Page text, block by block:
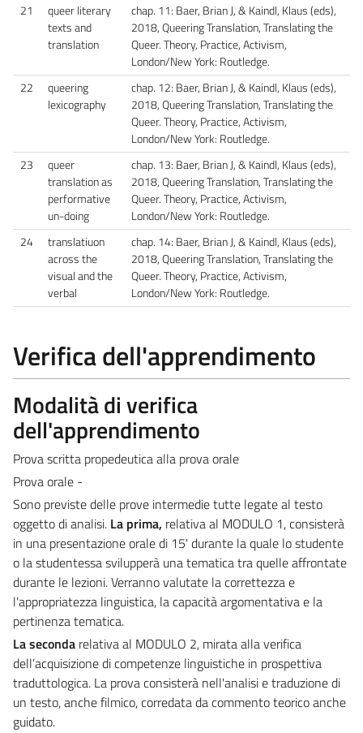
21
queer literary
texts and
translation
chap. 11: Baer, Brian J, & Kaindl, Klaus (eds),
2018, Queering Translation, Translating the
Queer. Theory, Practice, Activism,
London/New York: Routledge.
22
queering
lexicography
chap. 12: Baer, Brian J, & Kaindl, Klaus (eds),
2018, Queering Translation, Translating the
Queer. Theory, Practice, Activism,
London/New York: Routledge.
23
queer
translation as
performative
un-doing
chap. 13: Baer, Brian J, & Kaindl, Klaus (eds),
2018, Queering Translation, Translating the
Queer. Theory, Practice, Activism,
London/New York: Routledge.
24
translatiuon
across the
visual and the
verbal
chap. 14: Baer, Brian J, & Kaindl, Klaus (eds),
2018, Queering Translation, Translating the
Queer. Theory, Practice, Activism,
London/New York: Routledge.
Verifica dell'apprendimento
Modalità di verifica
dell'apprendimento
Prova scritta propedeutica alla prova orale
Prova orale -
Sono previste delle prove intermedie tutte legate al testo
oggetto di analisi. La prima, relativa al MODULO 1, consisterà
in una presentazione orale di 15' durante la quale lo studente
o la studentessa svilupperà una tematica tra quelle affrontate
durante le lezioni. Verranno valutate la correttezza e
l'appropriatezza linguistica, la capacità argomentativa e la
pertinenza tematica.
La seconda relativa al MODULO 2, mirata alla verifica
dell’acquisizione di competenze linguistiche in prospettiva
traduttologica. La prova consisterà nell'analisi e traduzione di
un testo, anche filmico, corredata da commento teorico anche
guidato.